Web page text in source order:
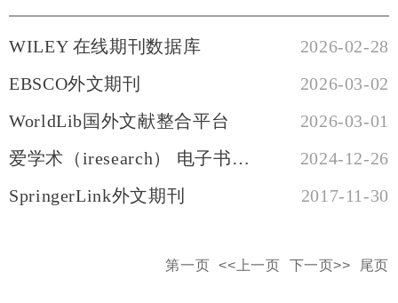
WILEY 在线期刊数据库
2026-02-28
EBSCO外文期刊
2026-03-02
WorldLib国外文献整合平台
2026-03-01
爱学术（iresearch） 电子书平台
2024-12-26
SpringerLink外文期刊
2017-11-30
第一页 <<上一页 下一页>> 尾页